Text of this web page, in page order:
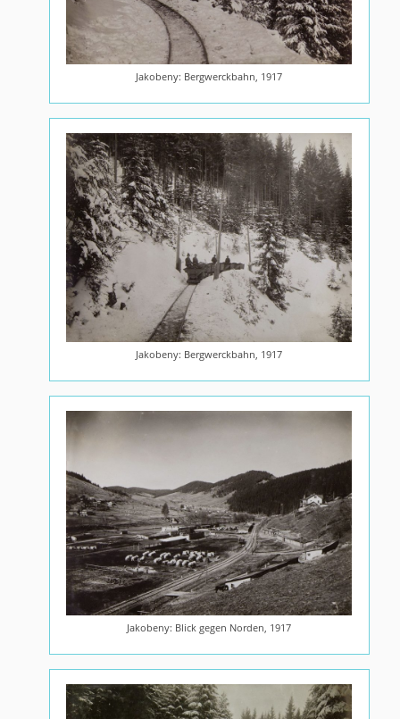
Jakobeny: Bergwerckbahn, 1917
Jakobeny: Bergwerckbahn, 1917
Jakobeny: Blick gegen Norden, 1917